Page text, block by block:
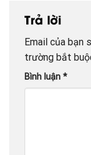
Trả lời
Email của bạn
trường bắt
Bình luận *